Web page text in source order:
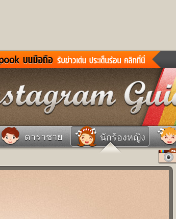
ข่าวสั้น
หนังใหม่
หมากรุกไทย
ทำนายฝัน
ผลบอล
เช็คความเร็วเน็ต
ดาราชาย นักร้องหญิง